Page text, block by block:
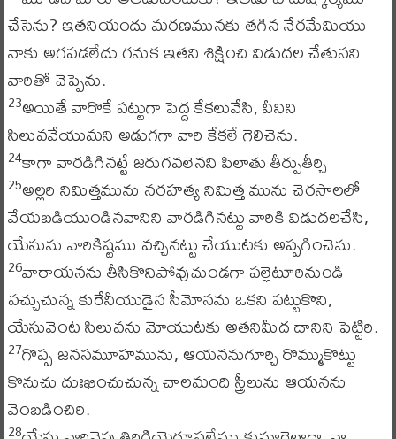
చేసెను? ఇతనియందు మరణమునకు తగిన నేరమేమియు
నాకు అగపడలేదు గనుక ఇతని శిక్షించి విడుదల చేతునని
వారితో చెప్పెను.
23అయితే వారొకే పట్టుగా పెద్ద కేకలువేసి, వీనిని
సిలువవేయుమని అడుగగా వారి కేకలే గెలిచెను.
24కాగా వారడిగినట్టే జరుగవలెనని పిలాతు తీర్పుతీర్చి
25అల్లరి నిమిత్తమును నరహత్య నిమిత్త మును చెరసాలలో
వేయబడియుండినవానిని వారడిగినట్టు వారికి విడుదలచేసి,
యేసును వారికిష్టము వచ్చినట్టు చేయుటకు అప్పగించెను.
26వారాయనను తీసికొనిపోవుచుండగా పల్లెటూరినుండి
వచ్చుచున్న కురేనీయుడైన సీమోనను ఒకని పట్టుకొని,
యేసువెంట సిలువను మోయుటకు అతనిమీద దానిని పెట్టిరి.
27గొప్ప జనసమూహమును, ఆయననుగూర్చి రొమ్ముకొట్టు
కొనుచు దుఃఖించుచున్న చాలమంది స్త్రీలును ఆయనను
వెంబడించిరి.
28